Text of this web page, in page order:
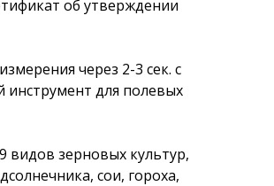
об утверждении
через 2-3 сек. с
для полевых
видов зерновых культур,
сои, гороха,